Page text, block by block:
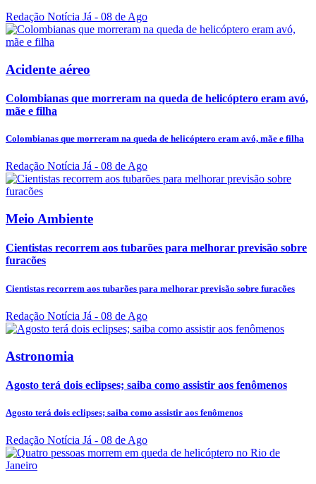
Redação Notícia Já - 08 de Ago
Acidente aéreo
Colombianas que morreram na queda de helicóptero eram avó,
mãe e filha
Colombianas que morreram na queda de helicóptero eram avó, mãe e filha
Redação Notícia Já - 08 de Ago
Meio Ambiente
Cientistas recorrem aos tubarões para melhorar previsão sobre
furacões
Cientistas recorrem aos tubarões para melhorar previsão sobre furacões
Redação Notícia Já - 08 de Ago
Astronomia
Agosto terá dois eclipses; saiba como assistir aos fenômenos
Agosto terá dois eclipses; saiba como assistir aos fenômenos
Redação Notícia Já - 08 de Ago